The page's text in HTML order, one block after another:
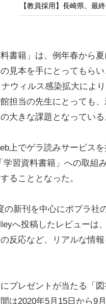
【教員採用】長崎県、最
書籍」は、例年春から
見本を手にとってもら
ウィルス感染拡大によ
担当の先生にとっても
大きな課題となっている
上でゲラ読みサービスを
習資料書籍」への取組
ることとなった。
新刊を中心にポプラ社
へ投稿したレビューは
反応など、リアルな情
プレゼントが当たる「
は2020年5月15日から9